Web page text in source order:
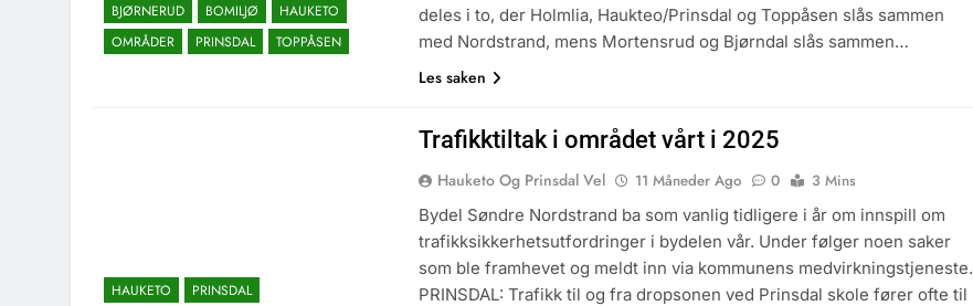
BJØRNERUD BOMILJØ
HAUKETO
OMRÅDER
PRINSDAL TOPPÅSEN
deles i to, der Holmlia, Haukteo/Prinsdal og Toppåsen slås sammen
med Nordstrand, mens Mortensrud og Bjørndal slås sammen…
Les saken
HAUKETO
PRINSDAL
Trafikktiltak i området vårt i 2025
Hauketo Og Prinsdal Vel 11 Måneder Ago 0
3 Mins
Bydel Søndre Nordstrand ba som vanlig tidligere i år om innspill om
trafikksikkerhetsutfordringer i bydelen vår. Under følger noen saker
som ble framhevet og meldt inn via kommunens medvirkningstjeneste.
PRINSDAL: Trafikk til og fra dropsonen ved Prinsdal skole fører ofte til